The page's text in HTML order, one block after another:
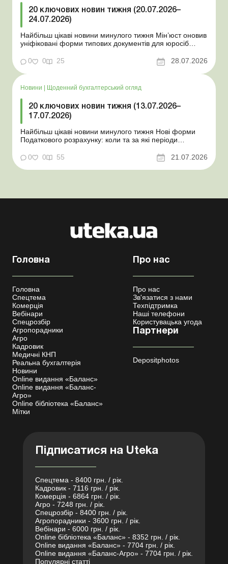
20 ключових новин тижня (20.07.2026–
24.07.2026)
Найбільш цікаві новини минулого тижня Мін’юст оновив
уніфіковані форми типових документів для юросіб
координаційного центру з організації бронювання У
працівника виявлено статус «у розшуку»: що потрібно
0 0 25 28.07.2026
Новини | Щоденний бухгалтерський огляд
20 ключових новин тижня (13.07.2026–
17.07.2026)
Найбільш цікаві новини минулого тижня Нові форми
Податкового розрахунку: коли та за які періоди
відстрочки від призову під час мобілізації удосконалено
Кабмін утворив Координаційний центр з організації
бронювання військовозобов’язаних Верховна ...
0 0 55 21.07.2026
Головна
Головна
Спецтема
Комерція
Вебінари
Спецрозбір
Агропорадники
Агро
Кадровик
Медичні КНП
Реальна бухгалтерія
Новини
Online видання «Баланс»
Online видання «Баланс-
Агро»
Online бібліотека «Баланс»
Мітки
Про нас
Про нас
Зв'язатися з нами
Техпідтримка
Наші телефони
Користувацька угода
Партнери
Depositphotos
Підписатися на Uteka
Спецтема - 8400 грн. / рік.
Кадровик - 7116 грн. / рік.
Комерція - 6864 грн. / рік.
Агро - 7248 грн. / рік.
Спецрозбір - 8400 грн. / рік.
Агропорадники - 3600 грн. / рік.
Вебінари - 6000 грн. / рік.
Online бібліотека «Баланс» - 8352 грн. / рік.
Online видання «Баланс» - 7704 грн. / рік.
Online видання «Баланс-Агро» - 7704 грн. / рік.
Популярні статті